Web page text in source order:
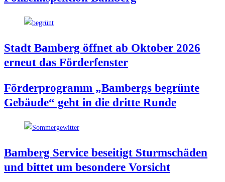
Stadt Bam­berg öff­net ab Okto­ber 2026
erneut das Förderfenster
För­der­pro­gramm „Bam­bergs begrün­te
Gebäu­de“ geht in die drit­te Runde
Bam­berg Ser­vice besei­tigt Sturm­schä­den
und bit­tet um beson­de­re Vorsicht